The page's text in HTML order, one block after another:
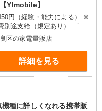
Y!mobile】
円（経験・能力による） ※
途支給（規定あり） ゜
。○。・゜+゜ 入社祝い金10
+゜・。○。・゜+゜
区の家電量販店
詳細を見る
種に詳しくなれる携帯販